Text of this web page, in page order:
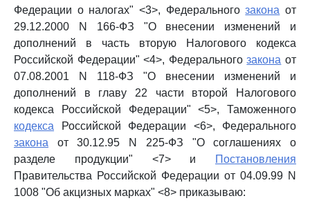
Федерации о налогах" <3>, Федеральногозакона от
29.12.2000 N 166-ФЗ "О внесении изменений и
дополнений в часть вторую Налогового кодекса
Российской Федерации" <4>, Федеральногозакона от
07.08.2001 N 118-ФЗ "О внесении изменений и
дополнений в главу 22 части второй Налогового
кодекса Российской Федерации" <5>, Таможенного
кодекса Российской Федерации <6>, Федерального
закона от 30.12.95 N 225-ФЗ "О соглашениях о
разделе продукции" <7> и
Постановления
Правительства Российской Федерации от 04.09.99 N
1008 "Об акцизных марках" <8> приказываю: